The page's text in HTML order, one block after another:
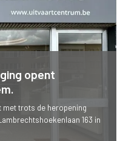
opent
met trots de heropening
163 in